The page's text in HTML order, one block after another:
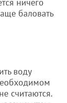
баловать
воду
считаются.